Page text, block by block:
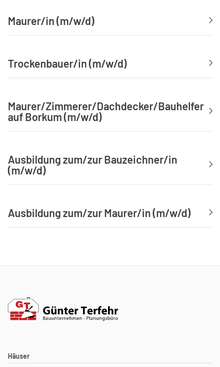
Maurer/in (m/w/d)
Trockenbauer/in (m/w/d)
Maurer/Zimmerer/Dachdecker/Bauhelfer
auf Borkum (m/w/d)
Ausbildung zum/zur Bauzeichner/in
(m/w/d)
Ausbildung zum/zur Maurer/in (m/w/d)
Häuser